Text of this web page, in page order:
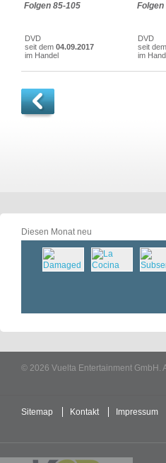
Folgen 85-105
DVD
seit dem 04.09.2017
im Handel
Folgen
DVD
seit dem
im
Diesen Monat neu
© 2026 Vuelta Entertainment GmbH.
Sitemap Kontakt Impressum